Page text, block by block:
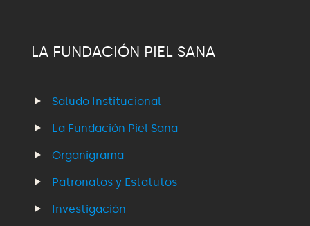
LA FUNDACIÓN PIEL SANA
Saludo Institucional
La Fundación Piel Sana
Organigrama
Patronatos y Estatutos
Investigación